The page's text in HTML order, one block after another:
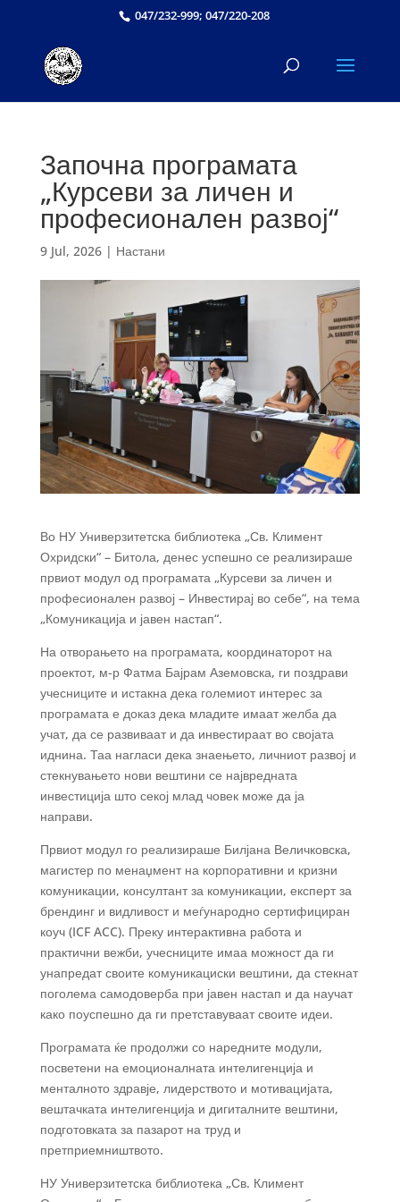
047/232-999; 047/220-208
Започна програмата
„Курсеви за личен и
професионален развој“
9 Jul, 2026| Настани
Во НУ Универзитетска библиотека „Св. Климент
Охридски“ – Битола, денес успешно се реализираше
првиот модул од програмата „Курсеви за личен и
професионален развој – Инвестирај во себе“, на тема
„Комуникација и јавен настап“.
На отворањето на програмата, координаторот на
проектот, м-р Фатма Бајрам Аземовска, ги поздрави
учесниците и истакна дека големиот интерес за
програмата е доказ дека младите имаат желба да
учат, да се развиваат и да инвестираат во својата
иднина. Таа нагласи дека знаењето, личниот развој и
стекнувањето нови вештини се највредната
инвестиција што секој млад човек може да ја
направи.
Првиот модул го реализираше Билјана Величковска,
магистер по менаџмент на корпоративни и кризни
комуникации, консултант за комуникации, експерт за
брендинг и видливост и меѓународно сертифициран
коуч (ICF ACC). Преку интерактивна работа и
практични вежби, учесниците имаа можност да ги
унапредат своите комуникациски вештини, да стекнат
поголема самодоверба при јавен настап и да научат
како поуспешно да ги претставуваат своите идеи.
Програмата ќе продолжи со наредните модули,
посветени на емоционалната интелигенција и
менталното здравје, лидерството и мотивацијата,
вештачката интелигенција и дигиталните вештини,
подготовката за пазарот на труд и
претприемништвото.
НУ Универзитетска библиотека „Св. Климент